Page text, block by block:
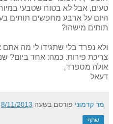
טעים, אבל לא בטוח שטבעי
היום על ארבע מחפשים תותים
תותים מישהו?
ולא נפרד בלי שתגידו לי מה
צריכת פירות. כמה: אחד ביום?
אולה מספרד,
דעאל
מר קדמוני פורסם בשעה 8/11/2013
שתף